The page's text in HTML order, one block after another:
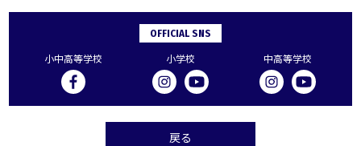
OFFICIAL SNS
小中高等学校 小学校 中高等学校
戻る